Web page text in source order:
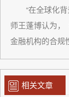
“在全球化
师王蓬博认为，
金融机构的合规
相关文章